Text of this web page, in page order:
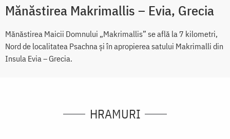
Mănăstirea Makrimallis – Evia, Grecia
Mănăstirea Maicii Domnului „Makrimallis” se află la 7 kilometri,
Nord de localitatea Psachna şi în apropierea satului Makrimalli din
Insula Evia – Grecia.
HRAMURI